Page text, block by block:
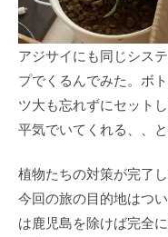
アジサイにも同じシス
プでくるんでみた。ボ
ツ大も忘れずにセット
平気でいてくれる、、と
植物たちの対策が完了
今回の旅の目的地はつ
は鹿児島を除けば完全